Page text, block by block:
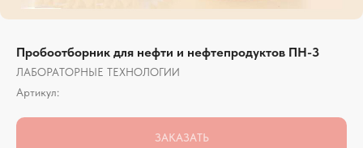
Пробоотборник для нефти и нефтепродуктов ПН-3
ЛАБОРАТОРНЫЕ ТЕХНОЛОГИИ
Артикул:
ЗАКАЗАТЬ